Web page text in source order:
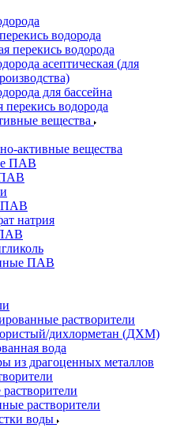
водорода
перекись водорода
асептическая (для
для бассейна
перекись водорода
вещества
активные вещества
ПАВ
ПАВ
натрия
ПАВ
растворители
дихлорметан (ДХМ)
вода
из драгоценных металлов
растворители
воды